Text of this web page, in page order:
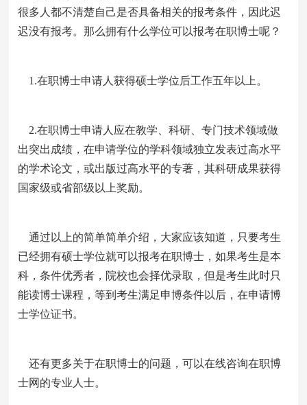
很多人都不清楚自己是否具备相关的报考条件，因此迟
迟没有报考。那么拥有什么学位可以报考在职博士呢？
1.在职博士申请人获得硕士学位后工作五年以上。
2.在职博士申请人应在教学、科研、专门技术领域做
出突出成绩，在申请学位的学科领域独立发表过高水平
的学术论文，或出版过高水平的专著，其科研成果获得
国家级或省部级以上奖励。
通过以上的简单简单介绍，大家应该知道，只要考生
已经拥有硕士学位就可以报考在职博士，如果考生是本
科，条件优秀者，院校也会择优录取，但是考生此时只
能读博士课程，等到考生满足申博条件以后，在申请博
士学位证书。
还有更多关于在职博士的问题，可以在线咨询在职博
士网的专业人士。